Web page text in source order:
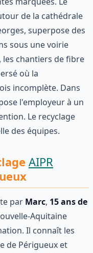
de la cathédrale
superpose des
sous une voirie
chantiers de fibre
où la
incomplète. Dans
l'employeur à un
Le recyclage
des équipes.
AIPR
par Marc, 15 ans de
Aquitaine
Il connaît les
de Périgueux et